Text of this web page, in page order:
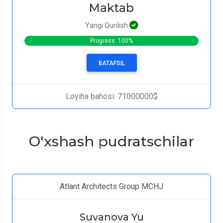
Maktab
Yangi Qurilish
Progress: 100%
BATAFSIL
Loyiha bahosi: 71000000$
O'xshash pudratschilar
Atlant Architects Group MCHJ
Suvanova Yu